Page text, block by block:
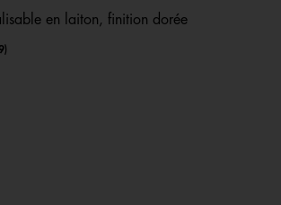
en laiton, finition dorée
Rating